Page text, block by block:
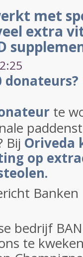
met
extra
donateurs?
te
Bij Oriveda
op
bedrijf
te